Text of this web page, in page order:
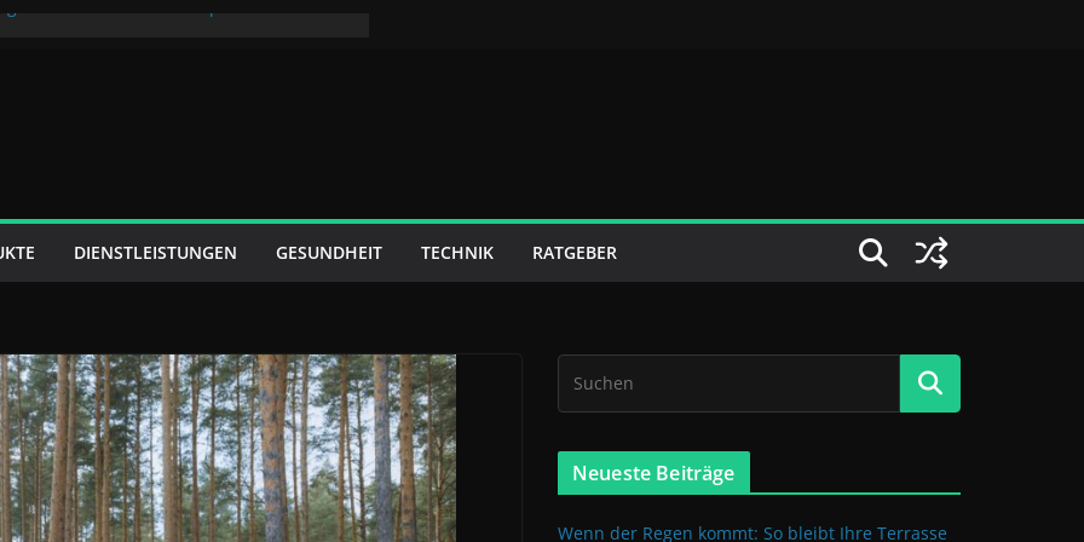
Kreative Konzepte für den Extra-
für Touristen und Geschäftsleute
DIENSTLEISTUNGEN GESUNDHEIT TECHNIK RATGEBER
Neueste Beiträge
Wenn der Regen kommt: So bleibt Ihre Terrasse